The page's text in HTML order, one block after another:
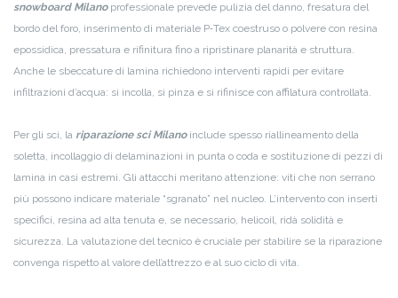
snowboard Milanoprofessionale prevede pulizia del danno, fresatura del
bordo del foro, inserimento di materiale P‑Tex coestruso o polvere con resina
epossidica, pressatura e rifinitura fino a ripristinare planarità e struttura.
Anche le sbeccature di lamina richiedono interventi rapidi per evitare
infiltrazioni d’acqua: si incolla, si pinza e si rifinisce con affilatura controllata.
Per gli sci, la riparazione sci Milanoinclude spesso riallineamento della
soletta, incollaggio di delaminazioni in punta o coda e sostituzione di pezzi di
lamina in casi estremi. Gli attacchi meritano attenzione: viti che non serrano
più possono indicare materiale “sgranato” nel nucleo. L’intervento con inserti
specifici, resina ad alta tenuta e, se necessario, helicoil, ridà solidità e
sicurezza. La valutazione del tecnico è cruciale per stabilire se la riparazione
convenga rispetto al valore dell’attrezzo e al suo ciclo di vita.